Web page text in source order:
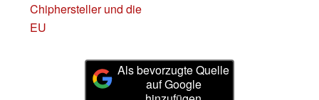
Chiphersteller und die
EU
Als bevorzugte Quelle
auf Google